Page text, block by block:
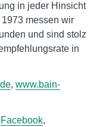
in jeder Hinsicht
messen wir
und sind stolz
in
, www.bain-
Facebook,